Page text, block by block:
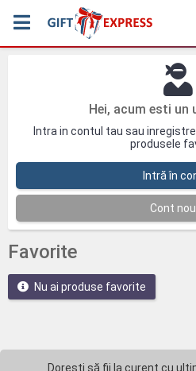
Hei, acum esti un
Intra in contul tau sau
produsele
Intră în
Cont nou
Favorite
Nu ai produse favorite
Dorești să fii la curent cu